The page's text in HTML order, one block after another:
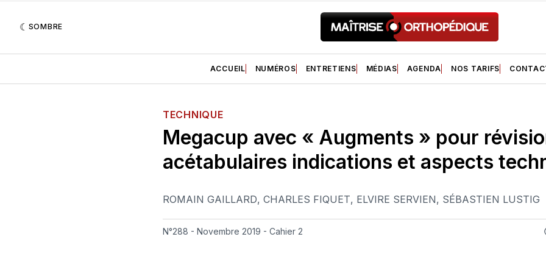
SOMBRE
ACCUEIL NUMÉROS ENTRETIENS MÉDIAS AGENDA NOS TARIFS
TECHNIQUE
Megacup avec « Augments » pour
acétabulaires indications et aspects
ROMAIN GAILLARD, CHARLES FIQUET, ELVIRE SERVIEN, SÉBASTIEN LUSTIG
N°288 - Novembre 2019 - Cahier 2